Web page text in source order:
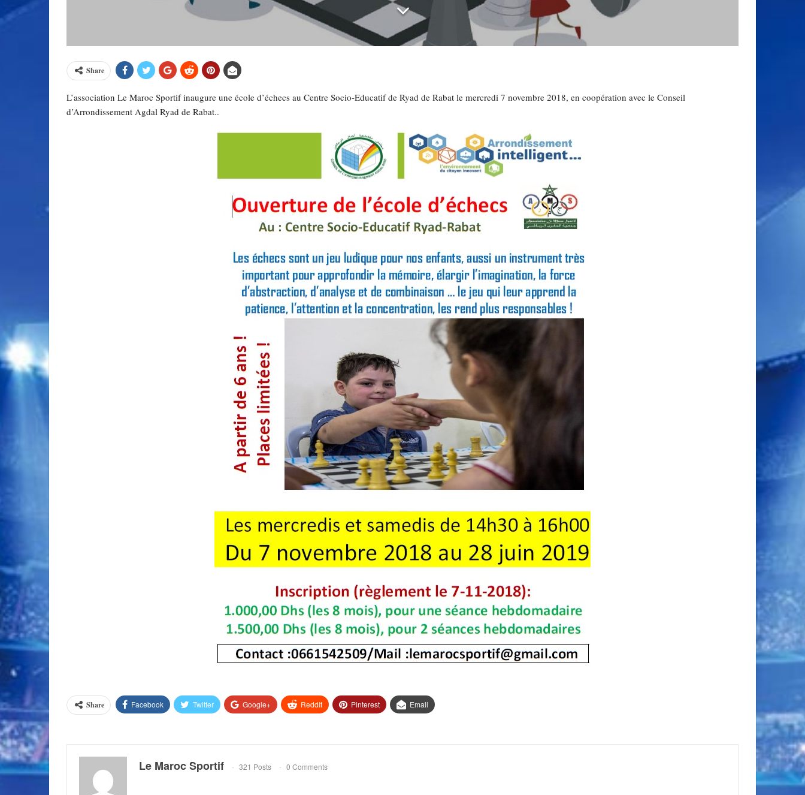
Share
L’association Le Maroc Sportif inaugure une école d’échecs au Centre Socio-Educatif de Ryad de Rabat le mercredi 7 novembre 2018, en coopération avec le Conseil
d’Arrondissement Agdal Ryad de Rabat..
Share Facebook Twitter Google+ ReddIt Pinterest Email
Le Maroc Sportif 321 Posts 0 Comments